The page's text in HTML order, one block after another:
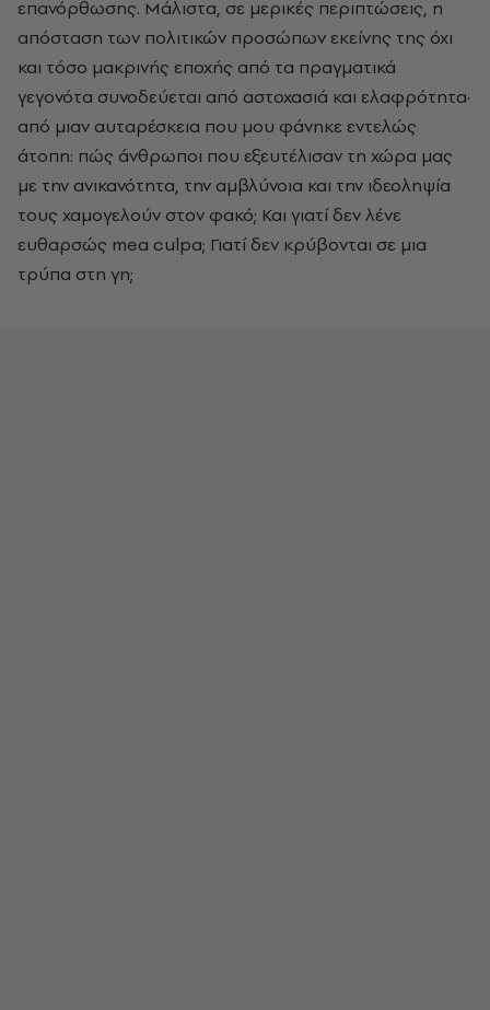
επανόρθωσης. Μάλιστα, σε μερικές περιπτώσεις, η
απόσταση των πολιτικών προσώπων εκείνης της όχι
και τόσο μακρινής εποχής από τα πραγματικά
γεγονότα συνοδεύεται από αστοχασιά και ελαφρότητα·
από μιαν αυταρέσκεια που μου φάνηκε εντελώς
άτοπη: πώς άνθρωποι που εξευτέλισαν τη χώρα μας
με την ανικανότητα, την αμβλύνοια και την ιδεοληψία
τους χαμογελούν στον φακό; Και γιατί δεν λένε
ευθαρσώς mea culpa; Γιατί δεν κρύβονται σε μια
τρύπα στη γη;